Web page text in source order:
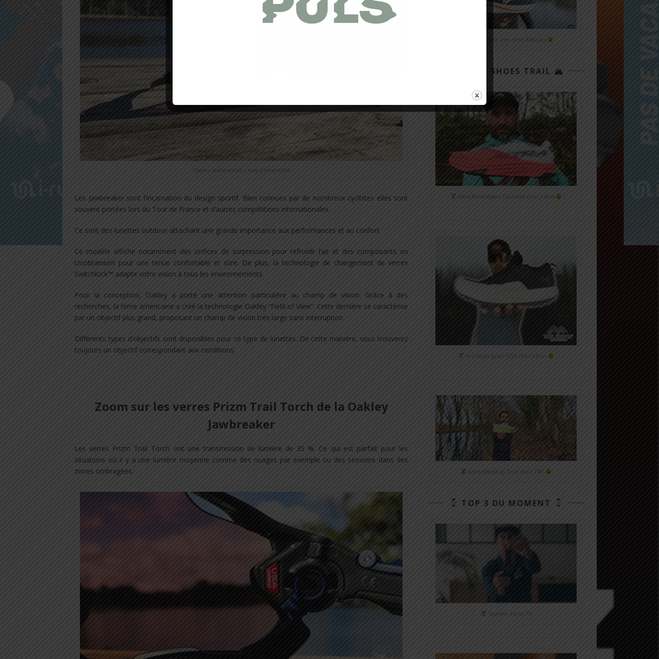
Oakley Jawbreaker – vue d’ensemble
Les Jawbreaker sont l’incarnation du design sportif. Bien connues par de nombreux cyclistes elles sont
souvent portées lors du Tour de France et d’autres compétitions internationales.
Ce sont des lunettes outdoor attachant une grande importance aux performances et au confort.
Ce modèle affiche notamment des orifices de surpression pour refroidir l’air et des composants en
Unobtainium pour une tenue confortable et sûre. De plus, la technologie de changement de verres
Switchlock™ adapte votre vision à tous les environnements.
Pour la conception, Oakley a porté une attention particulière au champ de vision. Grâce à des
recherches, la firme américaine a créé la technologie Oakley “Field of View”. Cette dernière se caractérise
par un objectif plus grand, proposant un champ de vision très large sans interruption.
Différents types d’objectifs sont disponibles pour ce type de lunettes. De cette manière, vous trouverez
toujours un objectif correspondant aux conditions.
Zoom sur les verres Prizm Trail Torch de la Oakley
Jawbreaker
Les verres Prizm Trail Torch ont une transmission de lumière de 35 %. Ce qui est parfait pour les
situations où il y a une lumière moyenne comme des nuages par exemple ou des sessions dans des
zones ombragées.
Mizuno Neo Zen chez Alltricks
TOP 3 SHOES TRAIL 🏔
Altra Mont Blanc Carbone chez i-Run
Arc'teryx Sylan GTX chez i-Run
Asics MetaFuji Trail chez T4R
TOP 3 DU MOMENT
Garmin Fénix 7X